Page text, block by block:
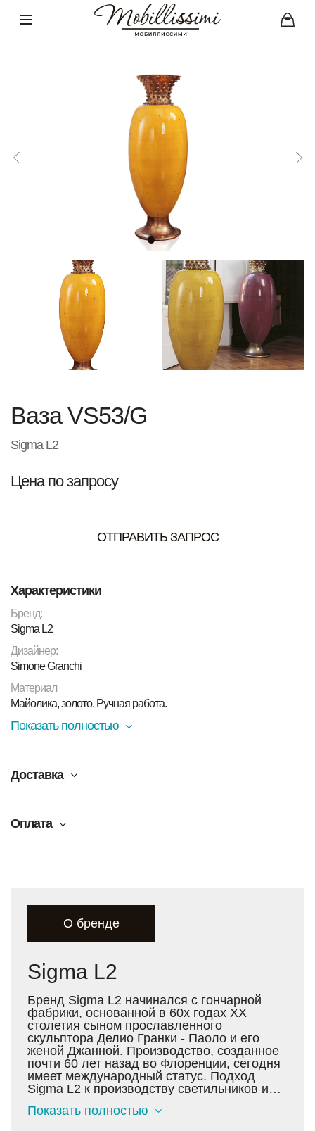
Ваза VS53/G
Sigma L2
Цена по запросу
ОТПРАВИТЬ ЗАПРОС
Характеристики
Бренд:
Sigma L2
Дизайнер:
Simone Granchi
Материал
Майолика, золото. Ручная работа.
Показать полностью
Доставка
Оплата
О бренде
Sigma L2
Бренд Sigma L2 начинался с гончарной
фабрики, основанной в 60х годах XX
столетия сыном прославленного
скульптора Делио Гранки - Паоло и его
женой Джанной. Производство, созданное
почти 60 лет назад во Флоренции, сегодня
имеет международный статус. Подход
Sigma L2 к производству светильников и
неизменном следовании культуре и
Показать полностью